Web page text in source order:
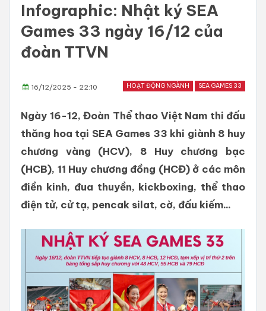
Infographic: Nhật ký SEA
Games 33 ngày 16/12 của
đoàn TTVN
HOẠT ĐỘNG NGÀNH SEA GAMES 33
16/12/2025 - 22:10
Ngày 16-12, Đoàn Thể thao Việt Nam thi đấu
thăng hoa tại SEA Games 33 khi giành 8 huy
chương vàng (HCV), 8 Huy chương bạc
(HCB), 11 Huy chương đồng (HCĐ) ở các môn
điền kinh, đua thuyền, kickboxing, thể thao
điện tử, cử tạ, pencak silat, cờ, đấu kiếm...